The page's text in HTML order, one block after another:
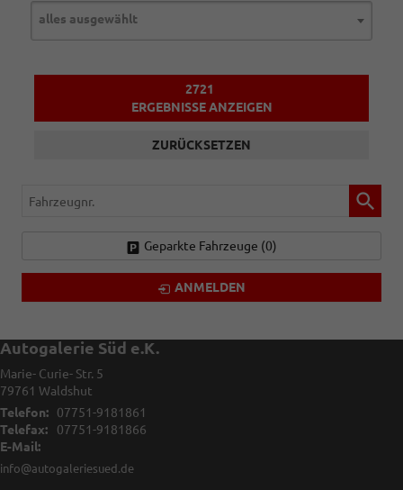
alles ausgewählt
2721
ERGEBNISSE ANZEIGEN
ZURÜCKSETZEN
Fahrzeugnr.
Geparkte Fahrzeuge (0)
ANMELDEN
Autogalerie Süd e.K.
Marie- Curie- Str. 5
79761 Waldshut
Telefon:
07751-9181861
Telefax:
07751-9181866
E-Mail:
info@autogaleriesued.de